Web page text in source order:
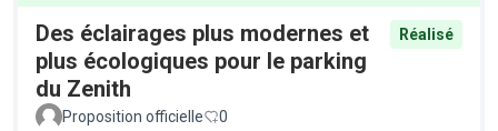
Des éclairages plus modernes et
plus écologiques pour le parking
du Zenith
Réalisé
Proposition officielle 0